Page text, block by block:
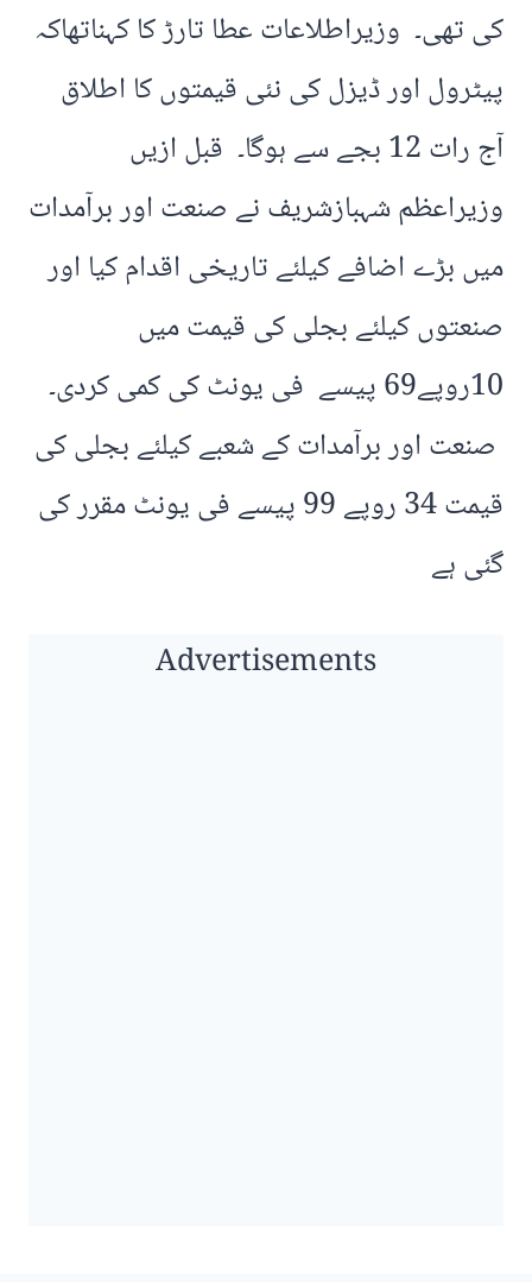
کی تھی۔ وزیراطلاعات عطا تارڑ کا کہناتھاکہ
پیٹرول اور ڈیزل کی نئی قیمتوں کا اطلاق
آج رات 12 بجے سے ہوگا۔ قبل ازیں
وزیراعظم شہبازشریف نے صنعت اور برآمدات
میں بڑے اضافے کیلئے تاریخی اقدام کیا اور
صنعتوں کیلئے بجلی کی قیمت میں
10روپے69 پیسے فی یونٹ کی کمی کردی۔
صنعت اور برآمدات کے شعبے کیلئے بجلی کی
قیمت 34 روپے 99 پیسے فی یونٹ مقرر کی
گئی ہے
Advertisements